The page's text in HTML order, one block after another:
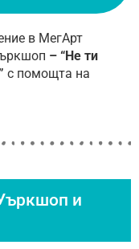
в МегАрт
– “Не ти
с помощта на
и